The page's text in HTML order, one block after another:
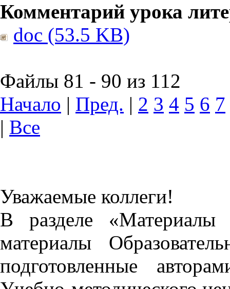
Комментарий урока
doc (53.5 KB)
Файлы 81 - 90 из 112
Начало | Пред. | 2 3 4 5 6 7
| Все
Уважаемые коллеги!
В разделе «Материалы
материалы
подготовленные